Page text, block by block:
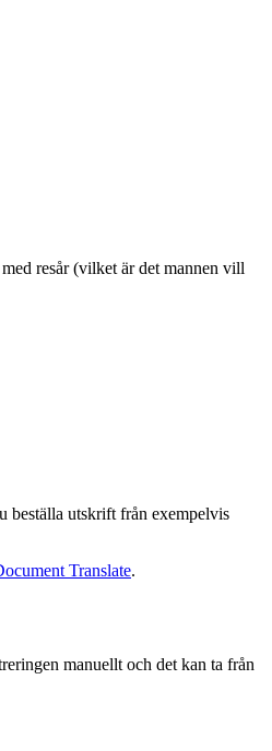
resår (vilket är det mannen vill
beställa utskrift från exempelvis
Translate.
manuellt och det kan ta från